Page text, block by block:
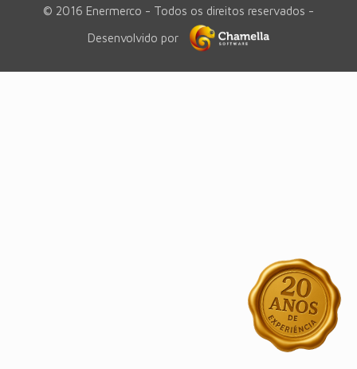
© 2016 Enermerco - Todos os direitos reservados -
Desenvolvido por